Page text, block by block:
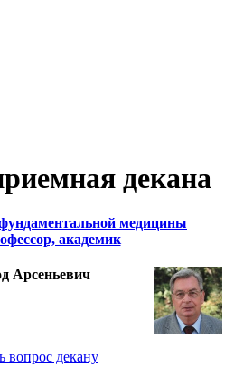
декана
медицины
академик
Арсеньевич
вопрос декану